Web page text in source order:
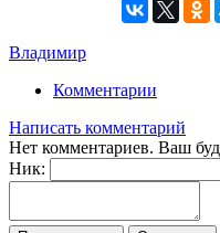
Владимир
Комментарии
Написать комментарий
Нет комментариев. Ваш
Ник: